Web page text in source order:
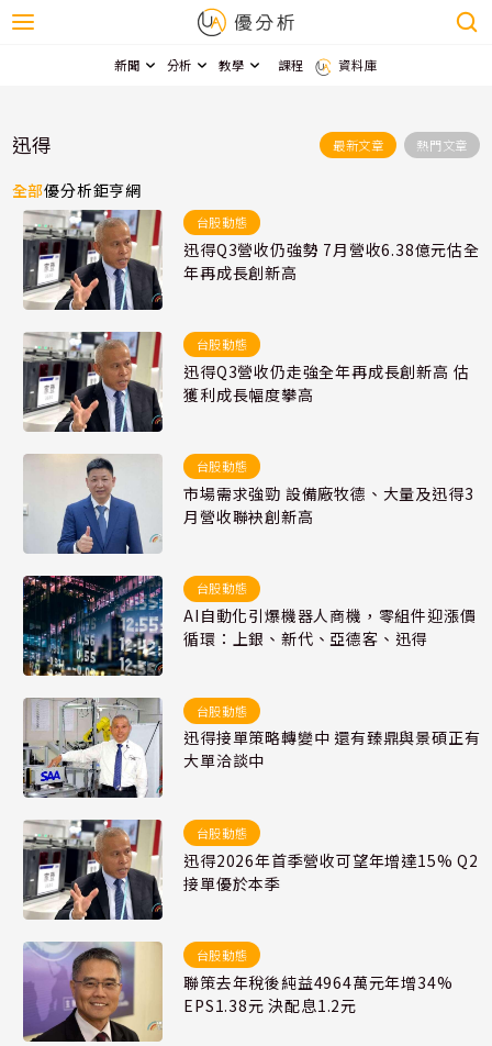
新聞 分析 教學 課程 資料庫
迅得 最新文章 熱門文章
全部優分析鉅亨網
台股動態
迅得Q3營收仍強勢 7月營收6.38億元估全
年再成長創新高
台股動態
迅得Q3營收仍走強全年再成長創新高 估
獲利成長幅度攀高
台股動態
市場需求強勁 設備廠牧德、大量及迅得3
月營收聯袂創新高
台股動態
AI自動化引爆機器人商機，零組件迎漲價
循環：上銀、新代、亞德客、迅得
台股動態
迅得接單策略轉變中 還有臻鼎與景碩正有
大單洽談中
台股動態
迅得2026年首季營收可望年增達15% Q2
接單優於本季
台股動態
聯策去年稅後純益4964萬元年增34%
EPS1.38元 決配息1.2元